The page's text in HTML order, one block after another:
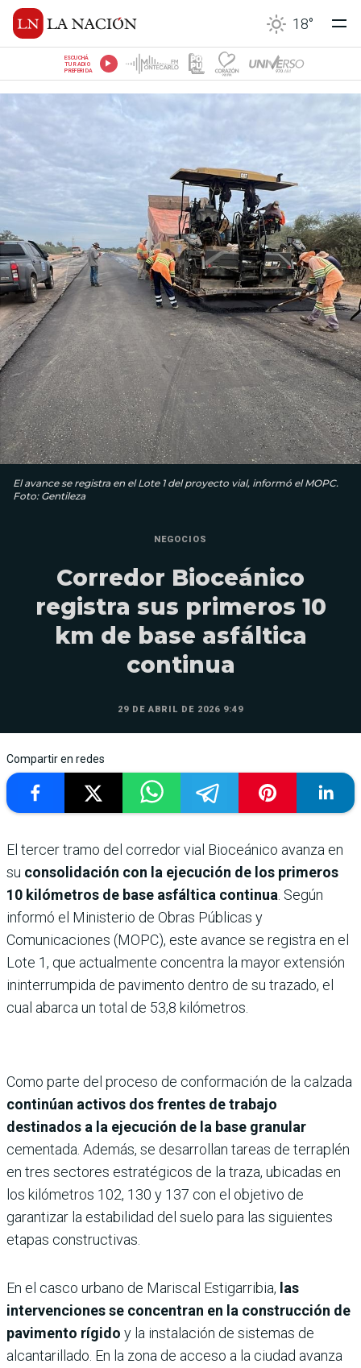
18°
ESCUCHÁ
TU RADIO
PREFERIDA
El avance se registra en el Lote 1 del proyecto vial, informó el MOPC.
Foto: Gentileza
NEGOCIOS
Corredor Bioceánico
registra sus primeros 10
km de base asfáltica
continua
29 DE ABRIL DE 2026 9:49
Compartir en redes
El tercer tramo del corredor vial Bioceánico avanza en
su consolidación con la ejecución de los primeros
10 kilómetros de base asfáltica continua . Según
informó el Ministerio de Obras Públicas y
Comunicaciones (MOPC), este avance se registra en el
Lote 1, que actualmente concentra la mayor extensión
ininterrumpida de pavimento dentro de su trazado, el
cual abarca un total de 53,8 kilómetros.
Como parte del proceso de conformación de la calzada
continúan activos dos frentes de trabajo
destinados a la ejecución de la base granular
cementada. Además, se desarrollan tareas de terraplén
en tres sectores estratégicos de la traza, ubicadas en
los kilómetros 102, 130 y 137 con el objetivo de
garantizar la estabilidad del suelo para las siguientes
etapas constructivas.
En el casco urbano de Mariscal Estigarribia, las
intervenciones se concentran en la construcción de
pavimento rígido y la instalación de sistemas de
alcantarillado. En la zona de acceso a la ciudad avanza